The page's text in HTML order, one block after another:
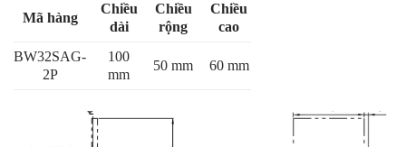
Mã hàng
Chiều
dài
Chiều
rộng
Chiều
cao
BW32SAG-
2P
100
mm
50 mm 60 mm